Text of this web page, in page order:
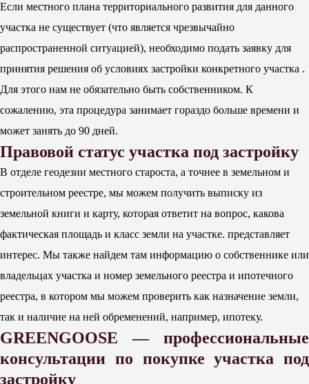
Если местного плана территориального развития для данного
участка не существует (что является чрезвычайно
распространенной ситуацией), необходимо подать заявку для
принятия решения об условиях застройки конкретного участка .
Для этого нам не обязательно быть собственником. К
сожалению, эта процедура занимает гораздо больше времени и
может занять до 90 дней.
Правовой статус участка под застройку
В отделе геодезии местного староста, а точнее в земельном и
строительном реестре, мы можем получить выписку из
земельной книги и карту, которая ответит на вопрос, какова
фактическая площадь и класс земли на участке. представляет
интерес. Мы также найдем там информацию о собственнике или
владельцах участка и номер земельного реестра и ипотечного
реестра, в котором мы можем проверить как назначение земли,
так и наличие на ней обременений, например, ипотеку.
GREENGOOSE — профессиональные
консультации по покупке участка под
застройку